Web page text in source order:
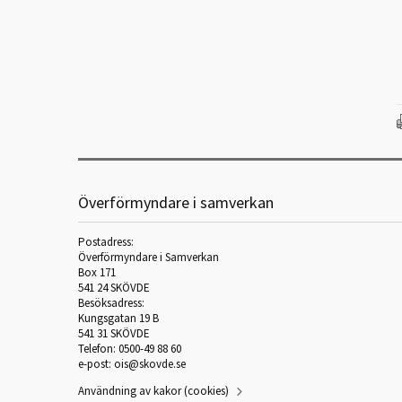
Överförmyndare i samverkan
Postadress:
Överförmyndare i Samverkan
Box 171
541 24 SKÖVDE
Besöksadress:
Kungsgatan 19 B
541 31 SKÖVDE
Telefon: 0500-49 88 60
e-post: ois@skovde.se
Användning av kakor (cookies)